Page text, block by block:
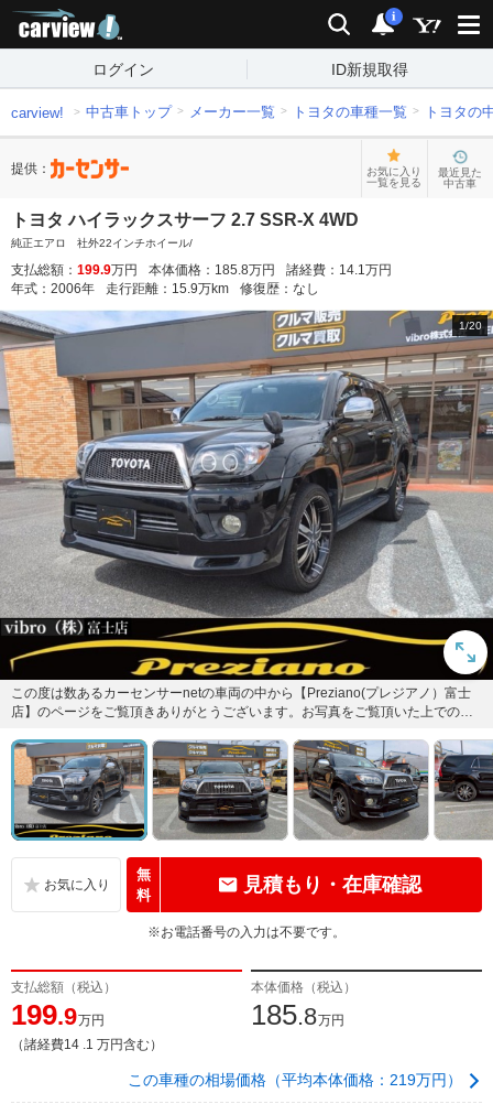
検索 通知
i
ログイン ID新規取得
carview! 中古車トップ メーカー一覧 トヨタの車種一覧 トヨタの
提供：
お気に入り
一覧を見る
最近見た
中古車
トヨタ ハイラックスサーフ 2.7 SSR-X 4WD
純正エアロ 社外22インチホイール/
支払総額： 199.9万円 本体価格： 185.8万円 諸経費： 14.1万円
年式： 2006年 走行距離： 15.9万km 修復歴： なし
1/20
この度は数あるカーセンサーnetの車両の中から【Preziano(プレジアノ）富士
店】のページをご覧頂きありがとうございます。お写真をご覧頂いた上でのご
無
料
見積もり・在庫確認
※お電話番号の入力は不要です。
支払総額（税込）
199.9万円
（諸経費14 .1 万円含む）
本体価格（税込）
185.8万円
この車種の相場価格（平均本体価格：219万円）